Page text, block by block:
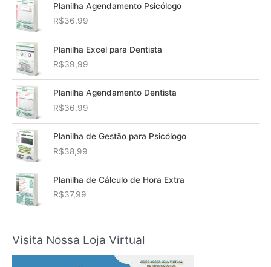
Planilha Agendamento Psicólogo
R$36,99
Planilha Excel para Dentista
R$39,99
Planilha Agendamento Dentista
R$36,99
Planilha de Gestão para Psicólogo
R$38,99
Planilha de Cálculo de Hora Extra
R$37,99
Visita Nossa Loja Virtual